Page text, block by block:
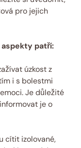
pro jejich
patří:
úzkost z
i s bolestmi
Je důležité
je o
cítit izolované,